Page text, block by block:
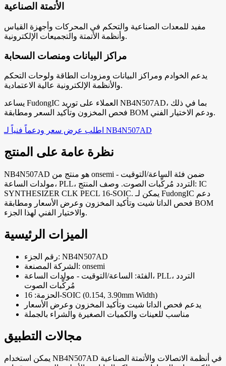
الأتمتة الصناعية
مفيد للمعدات الصناعية والتحكم في المحركات وأجهزة القياس
وأنظمة الأتمتة والتجميعات الإلكترونية.
مراكز البيانات ومنصات السحابة
يدعم الخوادم ومراكز البيانات ومزودات الطاقة ولوحات التحكم
والأنظمة الإلكترونية عالية الاعتمادية.
يساعد FudongIC العملاء على توريد NB4N507AD، بما في ذلك
فحص المخزون وتأكيد السعر ومطابقة BOM ودعم الاختيار الفني.
اطلب عرض سعر ودعماً فنياً لـ NB4N507AD
نظرة عامة على المنتج
NB4N507AD هو منتج من onsemi ضمن فئة الساعة/التوقيت -
مولدات الساعة، PLL، التردد مُركِّبات الصوت. وصف المنتج: IC
SYNTHESIZER CLK PECL 16-SOIC. يمكن لـ FudongIC دعم
فحص الداتا شيت وتأكيد المخزون وعرض الأسعار ومطابقة BOM
والاختيار الفني لهذا الجزء.
الميزات الرئيسية
رقم الجزء: NB4N507AD
الشركة المصنعة: onsemi
الفئة: الساعة/التوقيت - مولدات الساعة، PLL، التردد
مُركِّبات الصوت
الحزمة: 16-SOIC (0.154, 3.90mm Width)
يدعم فحص الداتا شيت وتأكيد المخزون وعرض الأسعار
مناسب للعينات والكميات الصغيرة والشراء بالجملة
مجالات التطبيق
يمكن استخدام NB4N507AD في أنظمة الاتصالات والأتمتة الصناعية